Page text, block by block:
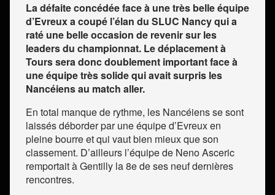
La défaite concédée face à une très belle équipe
d’Evreux a coupé l’élan du SLUC Nancy qui a
raté une belle occasion de revenir sur les
leaders du championnat. Le déplacement à
Tours sera donc doublement important face à
une équipe très solide qui avait surpris les
Nancéiens au match aller.
En total manque de rythme, les Nancéiens se sont
laissés déborder par une équipe d’Evreux en
pleine bourre et qui vaut bien mieux que son
classement. D’ailleurs l’équipe de Neno Asceric
remportait à Gentilly la 8ede ses neuf dernières
rencontres.